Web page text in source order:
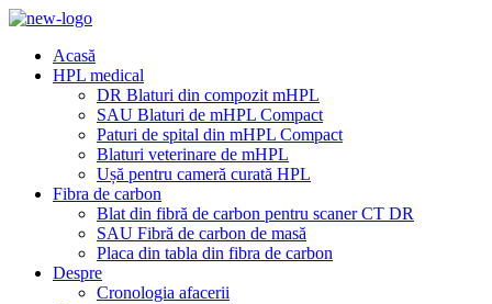
Acasă
HPL medical
DR Blaturi din compozit mHPL
SAU Blaturi de mHPL Compact
Paturi de spital din mHPL Compact
Blaturi veterinare de mHPL
Ușă pentru cameră curată HPL
Fibra de carbon
Blat din fibră de carbon pentru scaner CT DR
SAU Fibră de carbon de masă
Placa din tabla din fibra de carbon
Despre
Cronologia afacerii